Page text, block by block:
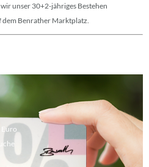
unser 30+2-jähriges Bestehen
dem Benrather Marktplatz.
Euro